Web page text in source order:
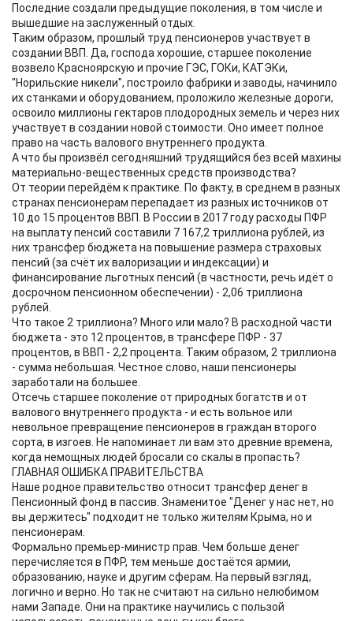
Последние создали предыдущие поколения, в том числе и
вышедшие на заслуженный отдых.
Таким образом, прошлый труд пенсионеров участвует в
создании ВВП. Да, господа хорошие, старшее поколение
возвело Красноярскую и прочие ГЭС, ГОКи, КАТЭКи,
"Норильские никели", построило фабрики и заводы, начинило
их станками и оборудованием, проложило железные дороги,
освоило миллионы гектаров плодородных земель и через них
участвует в создании новой стоимости. Оно имеет полное
право на часть валового внутреннего продукта.
А что бы произвёл сегодняшний трудящийся без всей махины
материально-вещественных средств производства?
От теории перейдём к практике. По факту, в среднем в разных
странах пенсионерам перепадает из разных источников от
10 до 15 процентов ВВП. В России в 2017 году расходы ПФР
на выплату пенсий составили 7 167,2 триллиона рублей, из
них трансфер бюджета на повышение размера страховых
пенсий (за счёт их валоризации и индексации) и
финансирование льготных пенсий (в частности, речь идёт о
досрочном пенсионном обеспечении) - 2,06 триллиона
рублей.
Что такое 2 триллиона? Много или мало? В расходной части
бюджета - это 12 процентов, в трансфере ПФР - 37
процентов, в ВВП - 2,2 процента. Таким образом, 2 триллиона
- сумма небольшая. Честное слово, наши пенсионеры
заработали на большее.
Отсечь старшее поколение от природных богатств и от
валового внутреннего продукта - и есть вольное или
невольное превращение пенсионеров в граждан второго
сорта, в изгоев. Не напоминает ли вам это древние времена,
когда немощных людей бросали со скалы в пропасть?
ГЛАВНАЯ ОШИБКА ПРАВИТЕЛЬСТВА
Наше родное правительство относит трансфер денег в
Пенсионный фонд в пассив. Знаменитое "Денег у нас нет, но
вы держитесь" подходит не только жителям Крыма, но и
пенсионерам.
Формально премьер-министр прав. Чем больше денег
перечисляется в ПФР, тем меньше достаётся армии,
образованию, науке и другим сферам. На первый взгляд,
логично и верно. Но так не считают на сильно нелюбимом
нами Западе. Они на практике научились с пользой